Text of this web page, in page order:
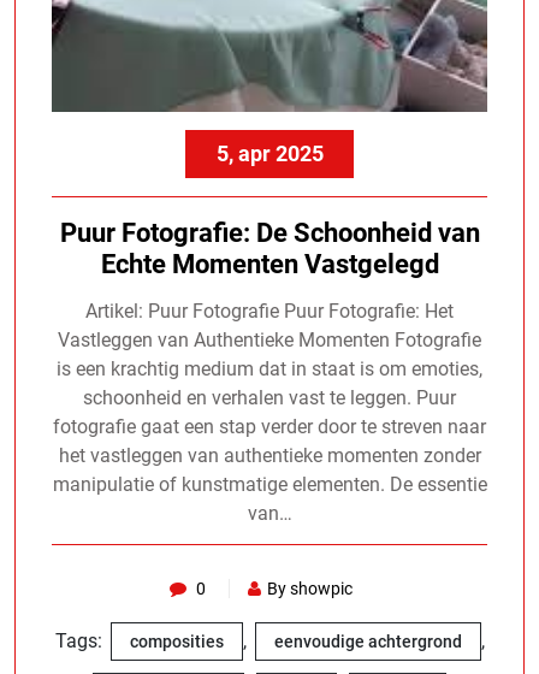
5, apr 2025
Puur Fotografie: De Schoonheid van
Echte Momenten Vastgelegd
Artikel: Puur Fotografie Puur Fotografie: Het
Vastleggen van Authentieke Momenten Fotografie
is een krachtig medium dat in staat is om emoties,
schoonheid en verhalen vast te leggen. Puur
fotografie gaat een stap verder door te streven naar
het vastleggen van authentieke momenten zonder
manipulatie of kunstmatige elementen. De essentie
van…
0 By showpic
Tags: composities , eenvoudige achtergrond ,